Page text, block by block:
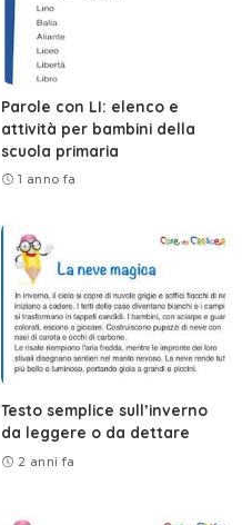
Parole con LI: elenco e
attività per bambini della
scuola primaria
1 anno fa
Testo semplice sull’inverno
da leggere o da dettare
2 anni fa